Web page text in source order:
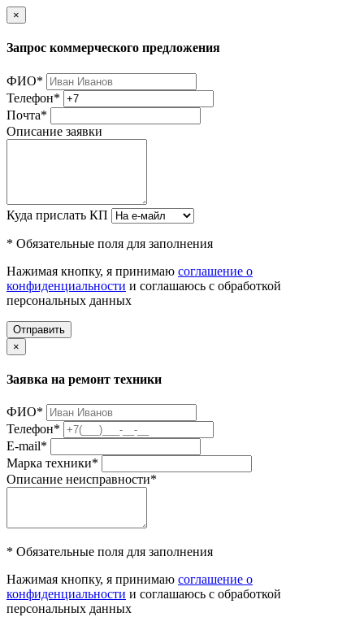
×
Запрос коммерческого предложения
ФИО*
Телефон*
Почта*
Описание заявки
Куда прислать КП
* Обязательные поля для заполнения
Нажимая кнопку, я принимаю соглашение о
конфиденциальности и соглашаюсь с обработкой
персональных данных
Отправить
×
Заявка на ремонт техники
ФИО*
Телефон*
E-mail*
Марка техники*
Описание неисправности*
* Обязательные поля для заполнения
Нажимая кнопку, я принимаю соглашение о
конфиденциальности и соглашаюсь с обработкой
персональных данных